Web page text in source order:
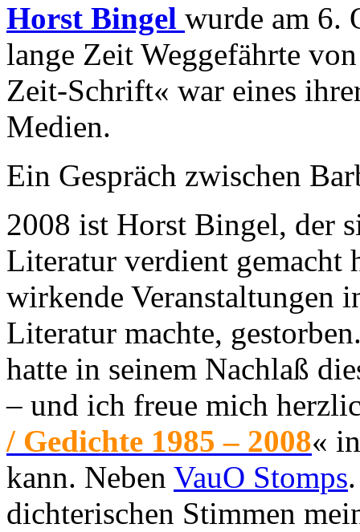
Horst Bingel wurde am 6.
lange Zeit Weggefährte
Zeit-Schrift« war eines
Medien.
Ein Gespräch zwischen
2008 ist Horst Bingel, der
Literatur verdient gemacht
wirkende Veranstaltungen
Literatur machte,
hatte in seinem Nachlaß
– und ich freue mich
/ Gedichte 1985 – 2008«
kann. Neben VauO Stomps
dichterischen Stimmen